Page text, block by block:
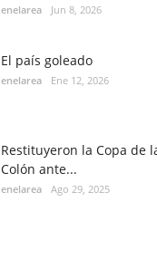
enelarea Jun 8, 2026
El país goleado
enelarea Ene 12, 2026
Restituyeron la Copa de
Colón ante...
enelarea Ago 29, 2025